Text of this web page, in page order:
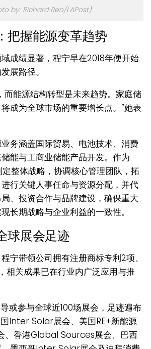
by: Richard Ren/LAPost)
把握能源变革趋势
成绩显著，程宁早在2018年便开始
展路径。
而能源结构转型是未来趋势。家庭储
成为全球市场的重要增长点。”她表
务涵盖国际贸易、电池技术、消费
能与工商业储能产品开发。作为
整体战略，协调核心管理团队，拓
行关键人事任命与资源分配，并代
、投资合作与品牌建设，确保重大
长期战略与企业利益的一致性。
球展会足迹
宁带领公司拥有注册商标专利2项、
相关成果已在行业内广泛应用与推
或参与全球近100场展会，足迹遍布
Inter Solar展会、美国RE+新能源
、香港Global Sources展会、巴西